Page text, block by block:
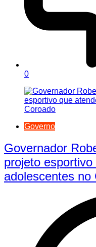
0
Governo
Governador
projeto
adolescentes no